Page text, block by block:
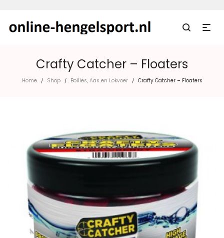
Crafty Catcher – Floaters
Home / Shop / Boilies, Aas en Lokvoer / Crafty Catcher – Floaters